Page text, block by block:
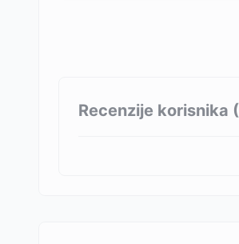
Recenzije korisnika (